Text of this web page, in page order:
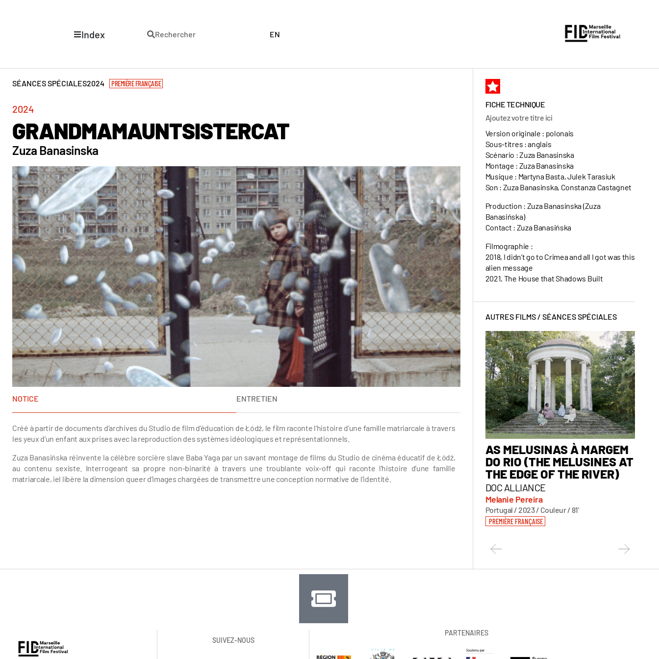
Rechercher EN
Index
SÉANCES SPÉCIALES2024 PREMIÈRE FRANÇAISE
2024
GRANDMAMAUNTSISTERCAT
Zuza Banasinska
NOTICE ENTRETIEN
Créé à partir de documents d’archives du Studio de film d’éducation de Łódź, le film raconte l’histoire d’une famille matriarcale à travers
les yeux d’un enfant aux prises avec la reproduction des systèmes idéologiques et représentationnels.
Zuza Banasińska réinvente la célèbre sorcière slave Baba Yaga par un savant montage de films du Studio de cinéma éducatif de Łódź,
au contenu sexiste. Interrogeant sa propre non-binarité à travers une troublante voix-off qui raconte l’histoire d’une famille
matriarcale, iel libère la dimension queer d’images chargées de transmettre une conception normative de l’identité.
FICHE TECHNIQUE
Ajoutez votre titre ici
Version originale : polonais
Sous-titres : anglais
Scénario : Zuza Banasinska
Montage : Zuza Banasinska
Musique : Martyna Basta, Julek Tarasiuk
Son : Zuza Banasinska, Constanza Castagnet
Production : Zuza Banasinska (Zuza
Banasińska)
Contact : Zuza Banasińska
Filmographie :
2018, I didn’t go to Crimea and all I got was this
alien message
2021, The House that Shadows Built
AUTRES FILMS / SÉANCES SPÉCIALES
AS MELUSINAS À MARGEM
DO RIO (THE MELUSINES AT
THE EDGE OF THE RIVER)
DOC ALLIANCE
Melanie Pereira
Portugal / 2023 / Couleur / 81'
PREMIÈRE FRANÇAISE
SUIVEZ-NOUS
PARTENAIRES